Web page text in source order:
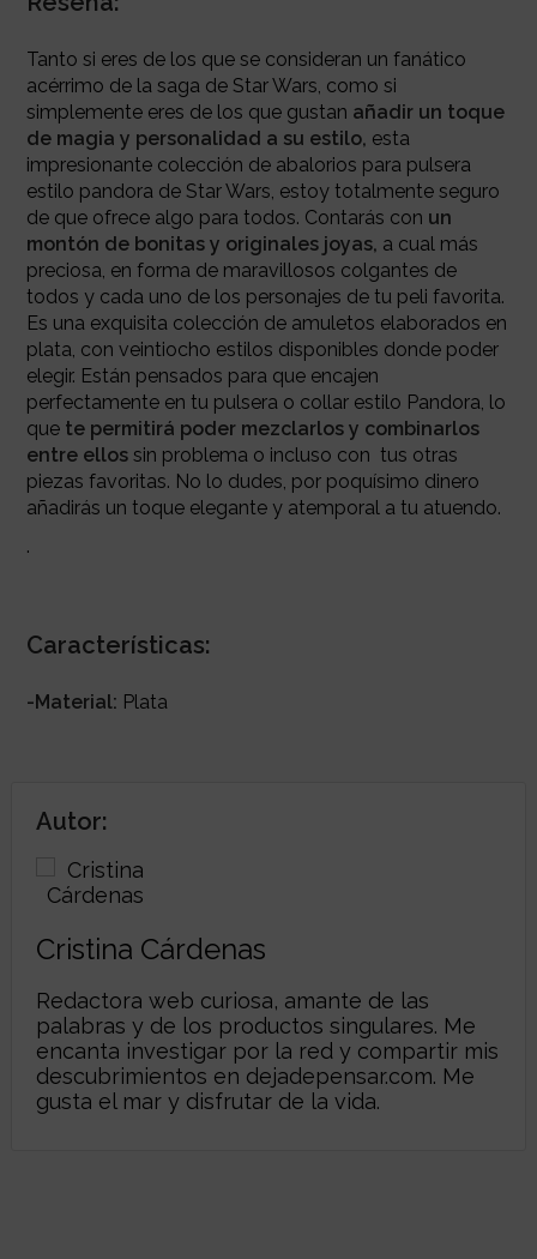
Tanto si eres de los que se consideran un fanático
acérrimo de la saga de Star Wars, como si
simplemente eres de los que gustan añadir un toque
de magia y personalidad a su estilo, esta
impresionante colección de abalorios para pulsera
estilo pandora de Star Wars, estoy totalmente seguro
de que ofrece algo para todos. Contarás con un
montón de bonitas y originales joyas, a cual más
preciosa, en forma de maravillosos colgantes de
todos y cada uno de los personajes de tu peli favorita.
Es una exquisita colección de amuletos elaborados en
plata, con veintiocho estilos disponibles donde poder
elegir. Están pensados para que encajen
perfectamente en tu pulsera o collar estilo Pandora, lo
que te permitirá poder mezclarlos y combinarlos
entre ellossin problema o incluso con tus otras
piezas favoritas. No lo dudes, por poquísimo dinero
añadirás un toque elegante y atemporal a tu atuendo.
.
Características:
-Material: Plata
Autor:
Cristina Cárdenas
Redactora web curiosa, amante de las
palabras y de los productos singulares. Me
encanta investigar por la red y compartir mis
descubrimientos en dejadepensar.com. Me
gusta el mar y disfrutar de la vida.